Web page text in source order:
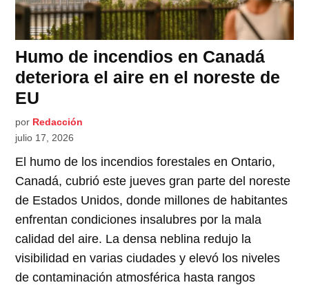
Humo de incendios en Canadá
deteriora el aire en el noreste de
EU
por Redacción
julio 17, 2026
El humo de los incendios forestales en Ontario,
Canadá, cubrió este jueves gran parte del noreste
de Estados Unidos, donde millones de habitantes
enfrentan condiciones insalubres por la mala
calidad del aire. La densa neblina redujo la
visibilidad en varias ciudades y elevó los niveles
de contaminación atmosférica hasta rangos